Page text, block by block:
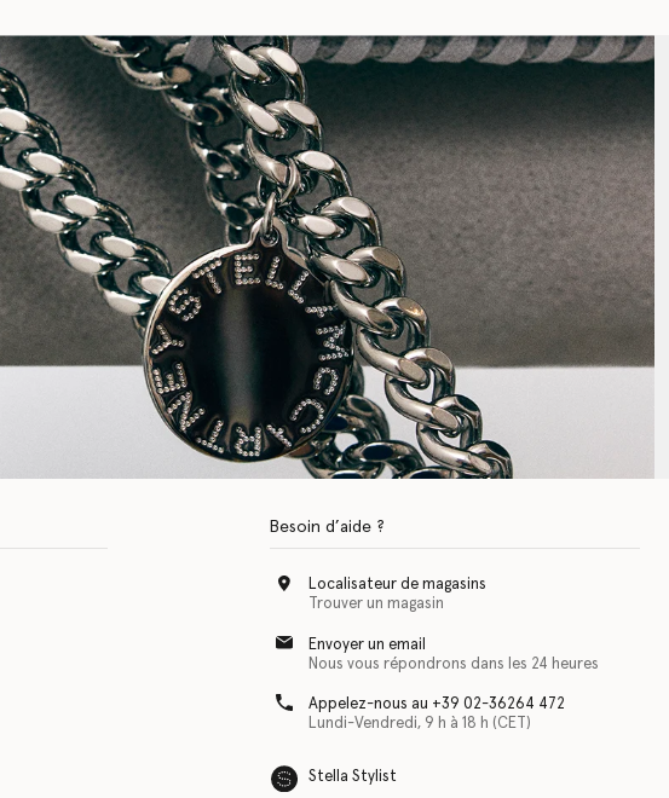
Besoin d’aide ?
Localisateur de magasins
Trouver un magasin
Envoyer un email
Nous vous répondrons dans les 24 heures
Appelez-nous au +39 02-36264 472
Lundi-Vendredi, 9 h à 18 h (CET)
Stella Stylist